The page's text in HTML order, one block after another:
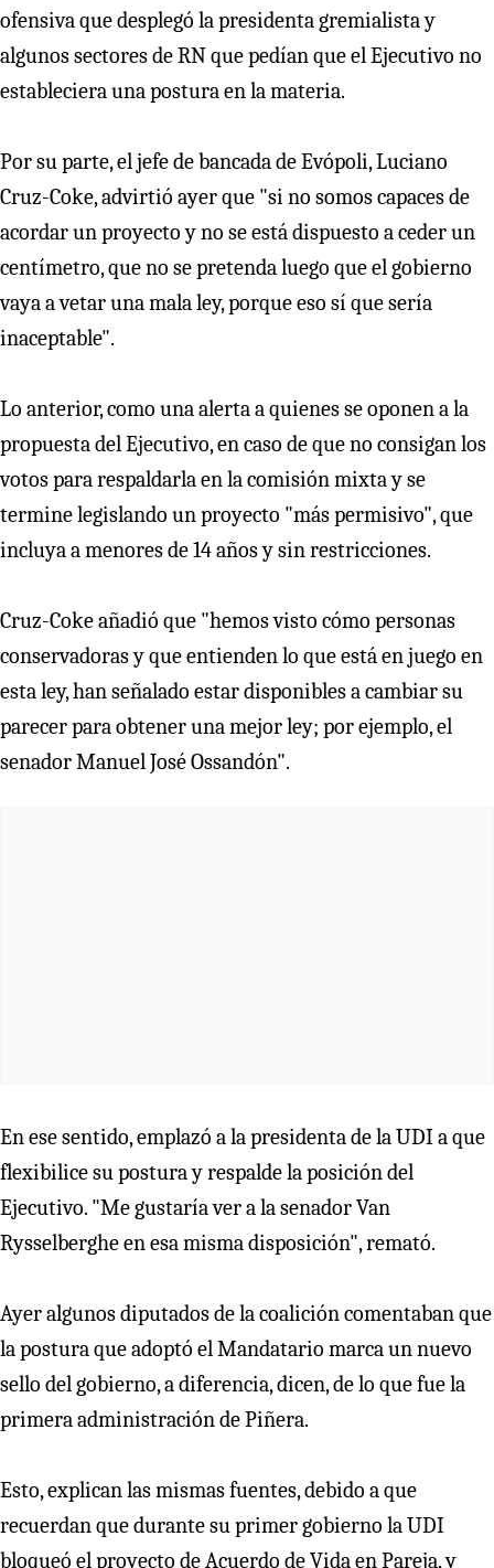
ofensiva que desplegó la presidenta gremialista y
algunos sectores de RN que pedían que el Ejecutivo no
estableciera una postura en la materia.
Por su parte, el jefe de bancada de Evópoli, Luciano
Cruz-Coke, advirtió ayer que "si no somos capaces de
acordar un proyecto y no se está dispuesto a ceder un
centímetro, que no se pretenda luego que el gobierno
vaya a vetar una mala ley, porque eso sí que sería
inaceptable".
Lo anterior, como una alerta a quienes se oponen a la
propuesta del Ejecutivo, en caso de que no consigan los
votos para respaldarla en la comisión mixta y se
termine legislando un proyecto "más permisivo", que
incluya a menores de 14 años y sin restricciones.
Cruz-Coke añadió que "hemos visto cómo personas
conservadoras y que entienden lo que está en juego en
esta ley, han señalado estar disponibles a cambiar su
parecer para obtener una mejor ley; por ejemplo, el
senador Manuel José Ossandón".
En ese sentido, emplazó a la presidenta de la UDI a que
flexibilice su postura y respalde la posición del
Ejecutivo. "Me gustaría ver a la senador Van
Rysselberghe en esa misma disposición", remató.
Ayer algunos diputados de la coalición comentaban que
la postura que adoptó el Mandatario marca un nuevo
sello del gobierno, a diferencia, dicen, de lo que fue la
primera administración de Piñera.
Esto, explican las mismas fuentes, debido a que
recuerdan que durante su primer gobierno la UDI
bloqueó el proyecto de Acuerdo de Vida en Pareja, y